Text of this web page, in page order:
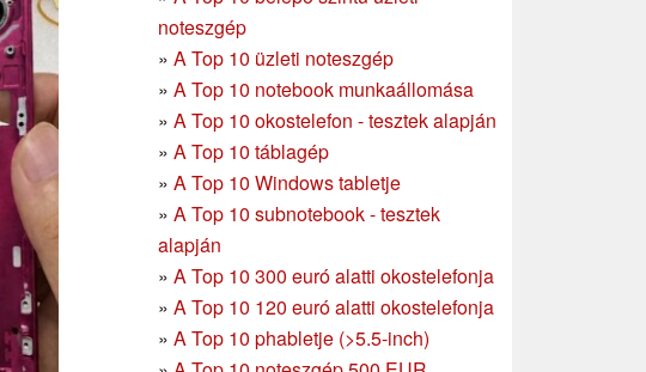
noteszgép
» A Top 10 üzleti noteszgép
» A Top 10 notebook munkaállomása
» A Top 10 okostelefon - tesztek alapján
» A Top 10 táblagép
» A Top 10 Windows tabletje
» A Top 10 subnotebook - tesztek
alapján
» A Top 10 300 euró alatti okostelefonja
» A Top 10 120 euró alatti okostelefonja
» A Top 10 phabletje (>5.5-inch)